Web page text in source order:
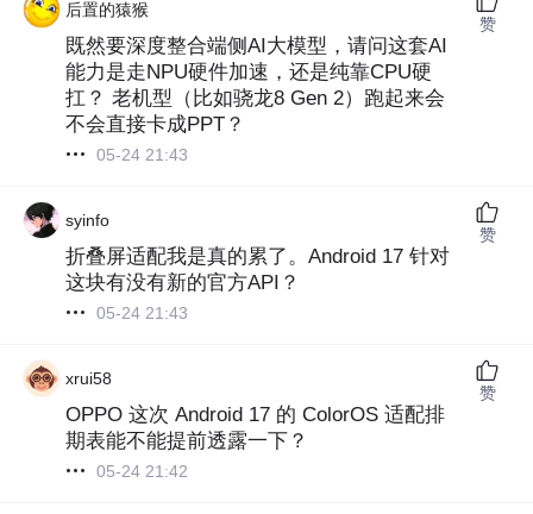
后置的猿猴
既然要深度整合端侧AI大模型，请问这套AI
能力是走NPU硬件加速，还是纯靠CPU硬
扛？ 老机型（比如骁龙8 Gen 2）跑起来会
不会直接卡成PPT？
05-24 21:43
赞
syinfo
折叠屏适配我是真的累了。Android 17 针对
这块有没有新的官方API？
05-24 21:43
赞
xrui58
OPPO 这次 Android 17 的 ColorOS 适配排
期表能不能提前透露一下？
05-24 21:42
赞